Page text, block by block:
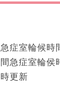
急症室輪候時
間急症室輪侯
時更新